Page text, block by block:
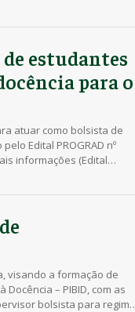
estudantes
para o
atuar como bolsista de
Edital PROGRAD nº
informações (Edital
visando a formação de
Docência – PIBID, com as
bolsista para regime